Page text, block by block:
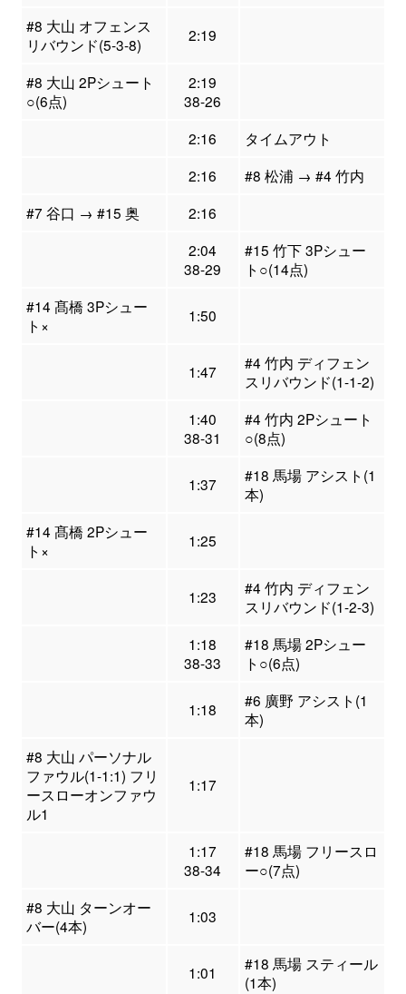
#8 大山 オフェンス
リバウンド(5-3-8)
2:19
#8 大山 2Pシュート
○(6点)
2:19
38-26
2:16
タイムアウト
2:16
#8 松浦 → #4 竹内
#7 谷口 → #15 奥
2:16
2:04
38-29
#15 竹下 3Pシュー
ト○(14点)
#14 髙橋 3Pシュー
ト×
1:50
1:47
#4 竹内 ディフェン
スリバウンド(1-1-2)
1:40
38-31
#4 竹内 2Pシュート
○(8点)
1:37
#18 馬場 アシスト(1
本)
#14 髙橋 2Pシュー
ト×
1:25
1:23
#4 竹内 ディフェン
スリバウンド(1-2-3)
1:18
38-33
#18 馬場 2Pシュー
ト○(6点)
1:18
#6 廣野 アシスト(1
本)
#8 大山 パーソナル
ファウル(1-1:1) フリ
ースローオンファウ
ル1
1:17
1:17
38-34
#18 馬場 フリースロ
ー○(7点)
#8 大山 ターンオー
バー(4本)
1:03
1:01
#18 馬場 スティール
(1本)